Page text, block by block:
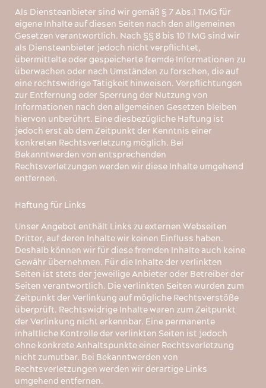
Als Diensteanbieter sind wir gemäß § 7 Abs.1 TMG für
eigene Inhalte auf diesen Seiten nach den allgemeinen
Gesetzen verantwortlich. Nach §§ 8 bis 10 TMG sind wir
als Diensteanbieter jedoch nicht verpflichtet,
übermittelte oder gespeicherte fremde Informationen zu
überwachen oder nach Umständen zu forschen, die auf
eine rechtswidrige Tätigkeit hinweisen. Verpflichtungen
zur Entfernung oder Sperrung der Nutzung von
Informationen nach den allgemeinen Gesetzen bleiben
hiervon unberührt. Eine diesbezügliche Haftung ist
jedoch erst ab dem Zeitpunkt der Kenntnis einer
konkreten Rechtsverletzung möglich. Bei
Bekanntwerden von entsprechenden
Rechtsverletzungen werden wir diese Inhalte umgehend
entfernen.
Haftung für Links
Unser Angebot enthält Links zu externen Webseiten
Dritter, auf deren Inhalte wir keinen Einfluss haben.
Deshalb können wir für diese fremden Inhalte auch keine
Gewähr übernehmen. Für die Inhalte der verlinkten
Seiten ist stets der jeweilige Anbieter oder Betreiber der
Seiten verantwortlich. Die verlinkten Seiten wurden zum
Zeitpunkt der Verlinkung auf mögliche Rechtsverstöße
überprüft. Rechtswidrige Inhalte waren zum Zeitpunkt
der Verlinkung nicht erkennbar. Eine permanente
inhaltliche Kontrolle der verlinkten Seiten ist jedoch
ohne konkrete Anhaltspunkte einer Rechtsverletzung
nicht zumutbar. Bei Bekanntwerden von
Rechtsverletzungen werden wir derartige Links
umgehend entfernen.